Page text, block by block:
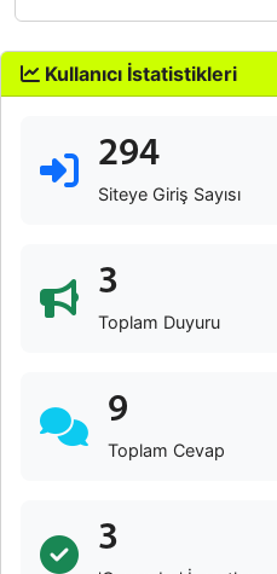
Kullanıcı İstatistikleri
294
Siteye Giriş Sayısı
3
Toplam Duyuru
9
Toplam Cevap
3